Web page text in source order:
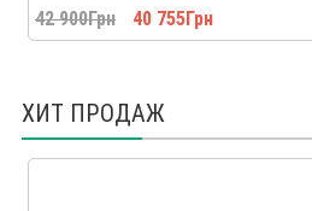
42 900Грн 40 755Грн
ХИТ ПРОДАЖ